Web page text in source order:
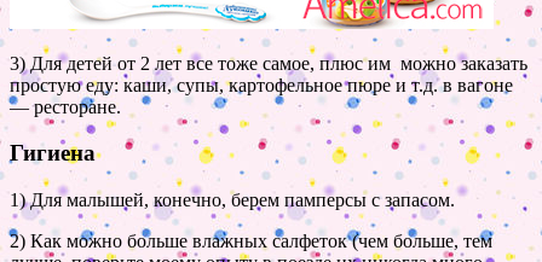
3) Для детей от 2 лет все тоже самое, плюс им можно заказать
простую еду: каши, супы, картофельное пюре и т.д. в вагоне
— ресторане.
Гигиена
1) Для малышей, конечно, берем памперсы с запасом.
2) Как можно больше влажных салфеток (чем больше, тем